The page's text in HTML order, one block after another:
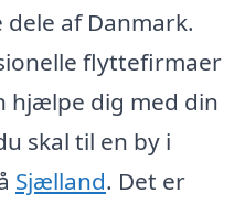
af Danmark.
flyttefirmaer
hjælpe dig med din
skal til en by i
Sjælland. Det er